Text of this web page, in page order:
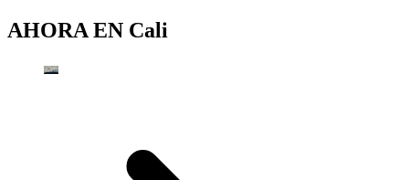
AHORA EN Cali